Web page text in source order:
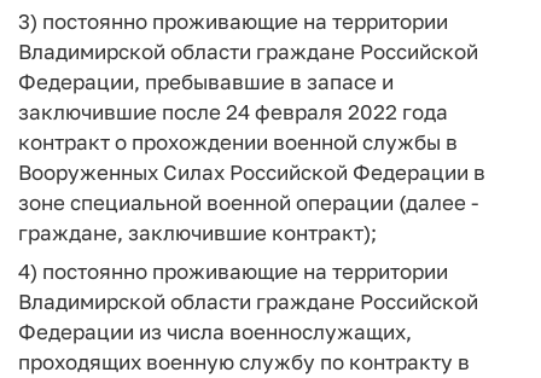
3) постоянно проживающие на территории
Владимирской области граждане Российской
Федерации, пребывавшие в запасе и
заключившие после 24 февраля 2022 года
контракт о прохождении военной службы в
Вооруженных Силах Российской Федерации в
зоне специальной военной операции (далее -
граждане, заключившие контракт);
4) постоянно проживающие на территории
Владимирской области граждане Российской
Федерации из числа военнослужащих,
проходящих военную службу по контракту в